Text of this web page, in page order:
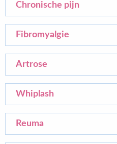
Chronische pijn
Fibromyalgie
Artrose
Whiplash
Reuma